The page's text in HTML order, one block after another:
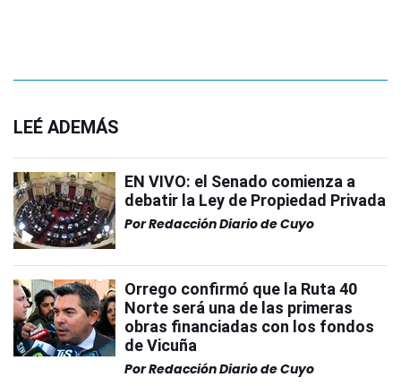
LEÉ ADEMÁS
EN VIVO: el Senado comienza a
debatir la Ley de Propiedad Privada
PorRedacción Diario de Cuyo
Orrego confirmó que la Ruta 40
Norte será una de las primeras
obras financiadas con los fondos
de Vicuña
PorRedacción Diario de Cuyo